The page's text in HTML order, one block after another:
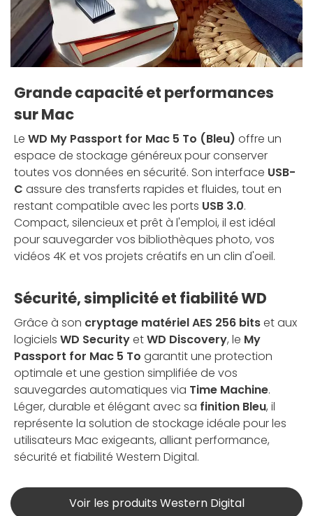
Grande capacité et performances
sur Mac
Le WD My Passport for Mac 5 To (Bleu) offre un
espace de stockage généreux pour conserver
toutes vos données en sécurité. Son interface USB-
C assure des transferts rapides et fluides, tout en
restant compatible avec les ports USB 3.0.
Compact, silencieux et prêt à l'emploi, il est idéal
pour sauvegarder vos bibliothèques photo, vos
vidéos 4K et vos projets créatifs en un clin d'oeil.
Sécurité, simplicité et fiabilité WD
Grâce à son cryptage matériel AES 256 bitset aux
logiciels WD SecurityetWD Discovery, le My
Passport for Mac 5 To garantit une protection
optimale et une gestion simplifiée de vos
sauvegardes automatiques via Time Machine.
Léger, durable et élégant avec sa finition Bleu, il
représente la solution de stockage idéale pour les
utilisateurs Mac exigeants, alliant performance,
sécurité et fiabilité Western Digital.
Voir les produits Western Digital